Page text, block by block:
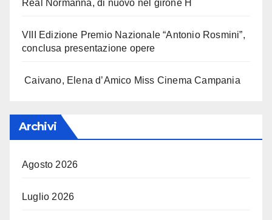
Real Normanna, di nuovo nel girone H
VIII Edizione Premio Nazionale “Antonio Rosmini”,
conclusa presentazione opere
Caivano, Elena d’Amico Miss Cinema Campania
Archivi
Agosto 2026
Luglio 2026